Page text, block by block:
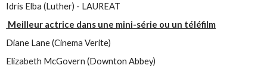
Idris Elba (Luther) - LAUREAT
Meilleur actrice dans une mini-série ou un téléfilm
Diane Lane (Cinema Verite)
Elizabeth McGovern (Downton Abbey)